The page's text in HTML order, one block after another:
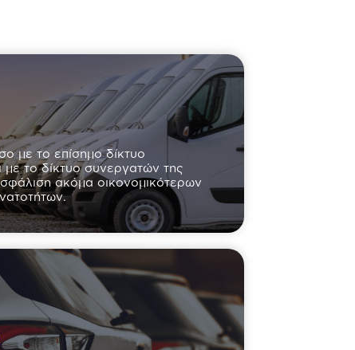
με το επίσημο δίκτυο
το δίκτυο συνεργατών της
ακόμα οικονομικότερων